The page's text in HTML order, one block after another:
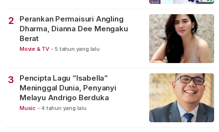
2
Perankan Permaisuri Angling
Dharma, Dianna Dee Mengaku
Berat
Movie & TV - 5 tahun yang lalu
3
Pencipta Lagu “Isabella”
Meninggal Dunia, Penyanyi
Melayu Andrigo Berduka
Music - 4 tahun yang lalu